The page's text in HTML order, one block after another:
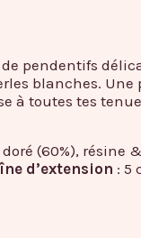
pendentifs
blanches. Une
toutes tes
(60%), résine
d’extension : 5